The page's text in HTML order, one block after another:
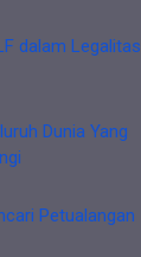
dalam Legalitas
Dunia Yang
Petualangan